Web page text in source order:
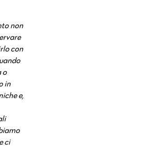
non
con
o
in
e,
ci